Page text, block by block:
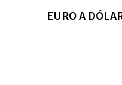
EURO A